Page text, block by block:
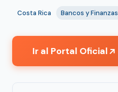
Costa Rica Bancos y Finanzas
Ir al Portal Oficial↗